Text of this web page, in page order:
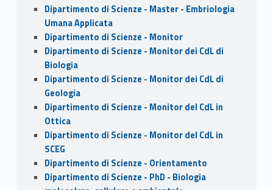
Dipartimento di Scienze - Master - Embriologia
Umana Applicata
Dipartimento di Scienze - Monitor
Dipartimento di Scienze - Monitor dei CdL di
Biologia
Dipartimento di Scienze - Monitor dei CdL di
Geologia
Dipartimento di Scienze - Monitor del CdL in
Ottica
Dipartimento di Scienze - Monitor del CdL in
SCEG
Dipartimento di Scienze - Orientamento
Dipartimento di Scienze - PhD - Biologia